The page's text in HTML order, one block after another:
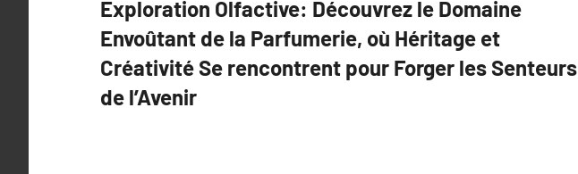
de
l’article
Exploration Olfactive: Découvrez le Domaine
Envoûtant de la Parfumerie, où Héritage et
Créativité Se rencontrent pour Forger les Senteurs
de l’Avenir